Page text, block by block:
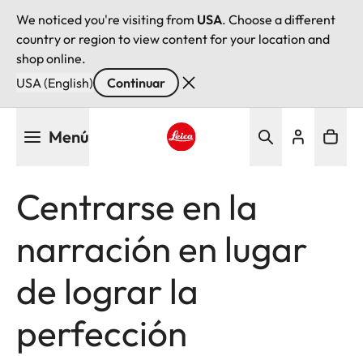
We noticed you're visiting from USA. Choose a different
country or region to view content for your location and
shop online.
USA (English)
Continuar
Menú
Centrarse en la
narración en lugar
de lograr la
perfección